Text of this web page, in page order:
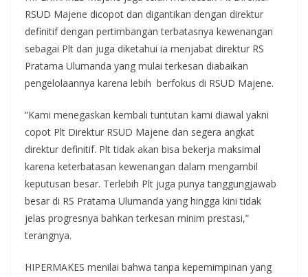
RSUD Majene dicopot dan digantikan dengan direktur
definitif dengan pertimbangan terbatasnya kewenangan
sebagai Plt dan juga diketahui ia menjabat direktur RS
Pratama Ulumanda yang mulai terkesan diabaikan
pengelolaannya karena lebih berfokus di RSUD Majene.
“Kami menegaskan kembali tuntutan kami diawal yakni
copot Plt Direktur RSUD Majene dan segera angkat
direktur definitif. Plt tidak akan bisa bekerja maksimal
karena keterbatasan kewenangan dalam mengambil
keputusan besar. Terlebih Plt juga punya tanggungjawab
besar di RS Pratama Ulumanda yang hingga kini tidak
jelas progresnya bahkan terkesan minim prestasi,”
terangnya.
HIPERMAKES menilai bahwa tanpa kepemimpinan yang